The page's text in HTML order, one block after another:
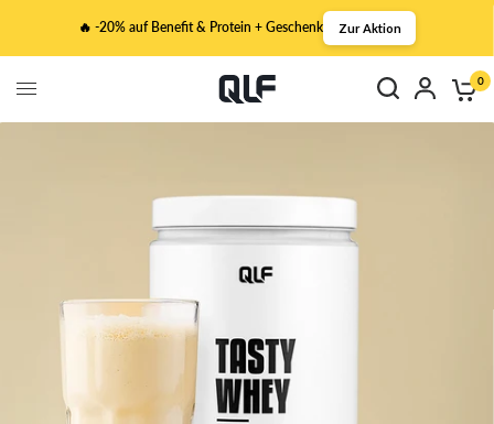
🔥 -20% auf Benefit & Protein + Geschenk Zur Aktion
0